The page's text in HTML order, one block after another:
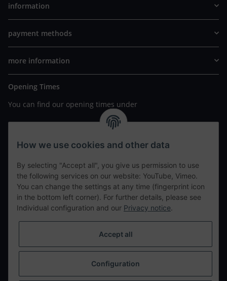
information
payment methods
more information
Opening Times
You can find our opening times under
https://www.wannavapor.de/Filialen
your personal site
contact details
tweet
teilen
Withdraw from contract
How we use cookies and other data
By selecting "Accept all", you give us permission to use
the following services on our website: YouTube, Vimeo.
You can change the settings at any time (fingerprint icon
in the bottom left corner). For further details, please see
Individual configuration and our Privacy notice.
Accept all
Configuration